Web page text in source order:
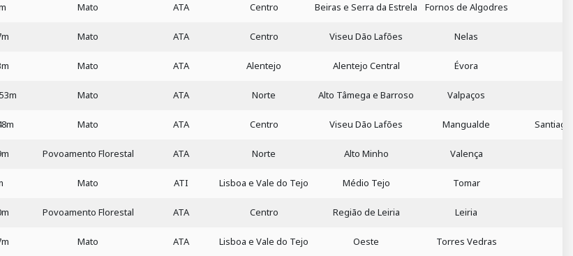
Mato ATA Centro Beiras e Serra da Estrela Fornos de Algodres
Mato ATA Centro Viseu Dão Lafões Nelas
Mato ATA Alentejo Alentejo Central Évora
Mato ATA Norte Alto Tâmega e Barroso Valpaços
Mato ATA Centro Viseu Dão Lafões Mangualde
Povoamento Florestal ATA Norte Alto Minho Valença
Mato ATI Lisboa e Vale do Tejo Médio Tejo Tomar
Povoamento Florestal ATA Centro Região de Leiria Leiria
Mato ATA Lisboa e Vale do Tejo Oeste Torres Vedras